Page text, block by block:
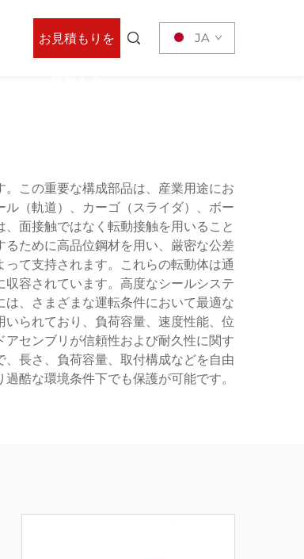
お見積もりを JA
この重要な構成部品は、産業用途にお
（軌道）、カーゴ（スライダ）、ボー
面接触ではなく転動接触を用いること
ために高品位鋼材を用い、厳密な公差
て支持されます。これらの転動体は通
容されています。高度なシールシステ
、さまざまな運転条件において最適な
られており、負荷容量、速度性能、位
センブリが信頼性および耐久性に関す
長さ、負荷容量、取付構成などを自由
酷な環境条件下でも保護が可能です。